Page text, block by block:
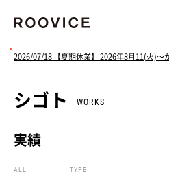
ルーヴィスの考え
2026/07/18 【夏期休業】 2026年8月11(火)〜
シゴト WORKS
実績
ALL TYPE